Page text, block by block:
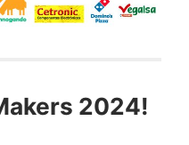
2024!